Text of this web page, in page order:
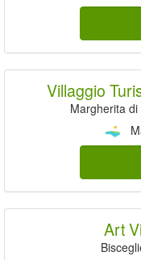
Villaggio
Margherita
Art